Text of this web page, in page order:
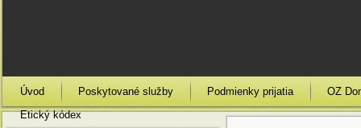
Úvod Poskytované služby Podmienky prijatia
OZ
Etický kódex